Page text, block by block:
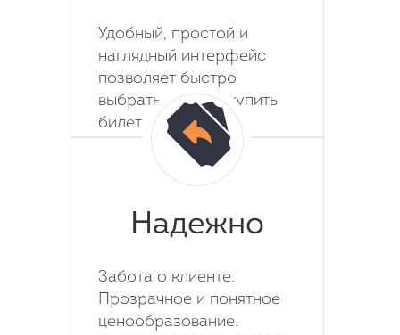
Удобный, простой и
наглядный интерфейс
позволяет быстро
выбрать место и купить
билет на автобус.
Надежно
Забота о клиенте.
Прозрачное и понятное
ценообразование.